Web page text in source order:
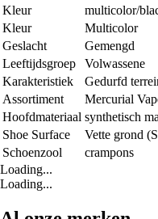
Kleur
multicolor/
Kleur
Multicolor
Geslacht
Gemengd
Leeftijdsgroep
Volwassene
Karakteristiek
Gedurfd
Assortiment
Mercurial
Hoofdmateriaal synthetisch
Shoe Surface
Vette grond
Schoenzool
crampons
Loading...
Loading...